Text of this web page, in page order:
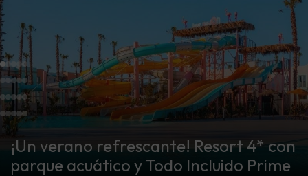
¡Un verano refrescante! Resort 4* con
parque acuático y Todo Incluido Prime